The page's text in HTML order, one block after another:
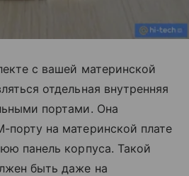
с вашей материнской
отдельная внутренняя
портами. Она
порту на материнской плате
панель корпуса. Такой
быть даже на